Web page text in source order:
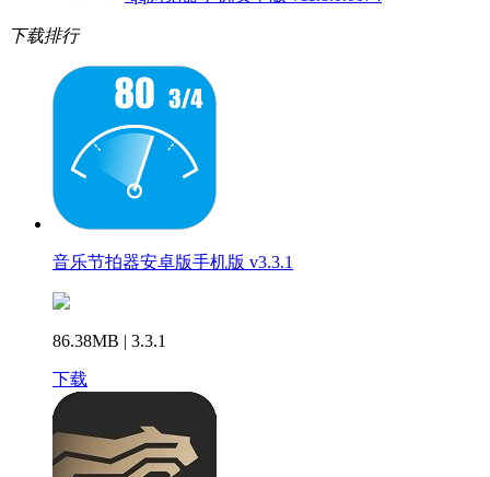
下载排行
音乐节拍器安卓版手机版 v3.3.1
86.38MB | 3.3.1
下载